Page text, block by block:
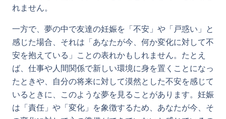
れません。
一方で、夢の中で友達の妊娠を「不安」や「戸惑い」と
感じた場合、それは「あなたが今、何か変化に対して不
安を抱えている」ことの表れかもしれません。たとえ
ば、仕事や人間関係で新しい環境に身を置くことになっ
たときや、自分の将来に対して漠然とした不安を感じて
いるときに、このような夢を見ることがあります。妊娠
は「責任」や「変化」を象徴するため、あなたが今、そ